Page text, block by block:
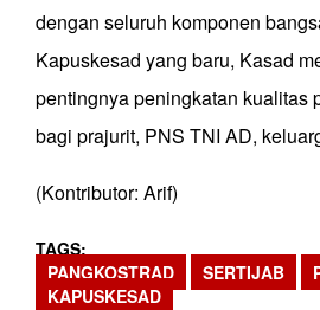
dengan seluruh komponen
Kapuskesad yang baru, Kasad
pentingnya peningkatan kualitas
bagi prajurit, PNS TNI AD,
(Kontributor: Arif)
TAGS
PANGKOSTRAD
SERTIJAB
KAPUSKESAD